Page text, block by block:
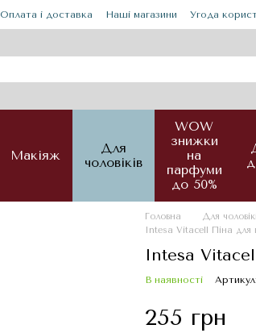
Оплата і доставка Наші магазини Угода
Макіяж
Для
чоловіків
WOW
знижки
на
парфуми
до 50%
Головна Для
Intesa Vitacell Піна для
Intesa
В наявності
255 грн